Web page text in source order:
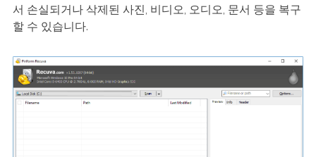
서 손실되거나 삭제된 사진, 비디오, 오디오, 문서 등을 복구
할 수 있습니다.